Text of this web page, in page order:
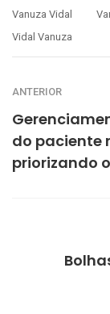
Vanuza Vidal
Vidal Vanuza
ANTERIOR
do paciente
priorizando